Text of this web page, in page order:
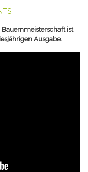
Bauernmeisterschaft ist
Ausgabe.